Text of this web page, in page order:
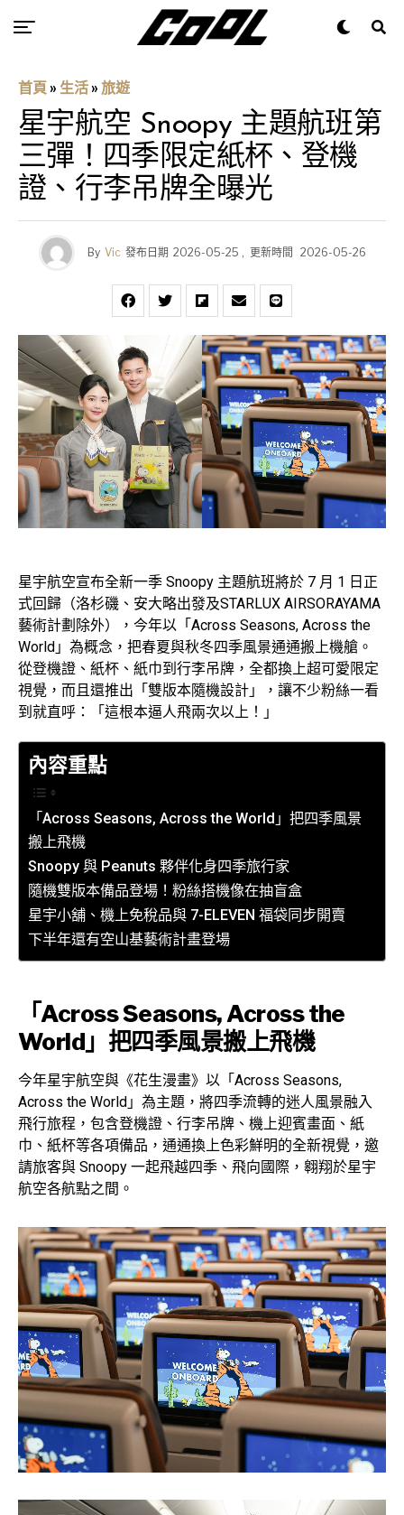
首頁 » 生活 » 旅遊
星宇航空 Snoopy 主題航班第
三彈！四季限定紙杯、登機
證、行李吊牌全曝光
By Vic 發布日期 2026-05-25 , 更新時間 2026-05-26
星宇航空宣布全新一季 Snoopy 主題航班將於 7 月 1 日正
式回歸（洛杉磯、安大略出發及STARLUX AIRSORAYAMA
藝術計劃除外），今年以「Across Seasons, Across the
World」為概念，把春夏與秋冬四季風景通通搬上機艙。
從登機證、紙杯、紙巾到行李吊牌，全都換上超可愛限定
視覺，而且還推出「雙版本隨機設計」，讓不少粉絲一看
到就直呼：「這根本逼人飛兩次以上！」
內容重點
「Across Seasons, Across the World」把四季風景
搬上飛機
Snoopy 與 Peanuts 夥伴化身四季旅行家
隨機雙版本備品登場！粉絲搭機像在抽盲盒
星宇小舖、機上免稅品與 7-ELEVEN 福袋同步開賣
下半年還有空山基藝術計畫登場
「Across Seasons, Across the
World」把四季風景搬上飛機
今年星宇航空與《花生漫畫》以「Across Seasons,
Across the World」為主題，將四季流轉的迷人風景融入
飛行旅程，包含登機證、行李吊牌、機上迎賓畫面、紙
巾、紙杯等各項備品，通通換上色彩鮮明的全新視覺，邀
請旅客與 Snoopy 一起飛越四季、飛向國際，翱翔於星宇
航空各航點之間。